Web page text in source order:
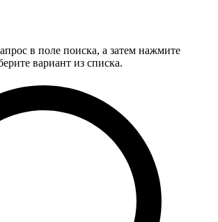
в поле поиска, а затем нажмите
вариант из списка.